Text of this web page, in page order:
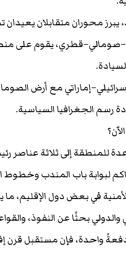
محوران متقابلان يعيدان
يقوم على منطق
مع أرض
رسم الجغرافيا السياسية.
للمنطقة إلى ثلاثة عناصر
لبوابة باب المندب وخطوط
في بعض دول الإقليم،
بحثًا عن النفوذ،
دفعةً واحدة، فإن مستقبل